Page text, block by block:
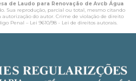
de Laudo para Renovação de Avcb Água
Sua reprodução, parcial ou total, mesmo citando
autorização do autor. Crime de violação de direito
Penal – Lei 9610/98 - Lei de direitos autorais.